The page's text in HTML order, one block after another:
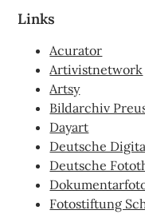
Links
Acurator
Artivistnetwork
Artsy
Bildarchiv
Dayart
Deutsche
Deutsche
Fotostiftung